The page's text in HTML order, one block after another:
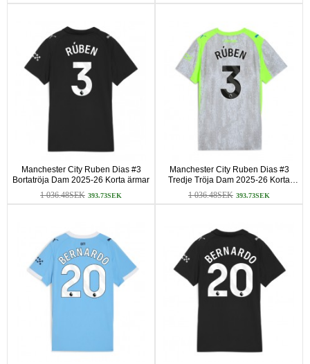
Manchester City Ruben Dias #3
Bortatröja Dam 2025-26 Korta ärmar
1 036.48SEK 393.73SEK
Manchester City Ruben Dias #3
Tredje Tröja Dam 2025-26 Korta
ärmar
1 036.48SEK 393.73SEK